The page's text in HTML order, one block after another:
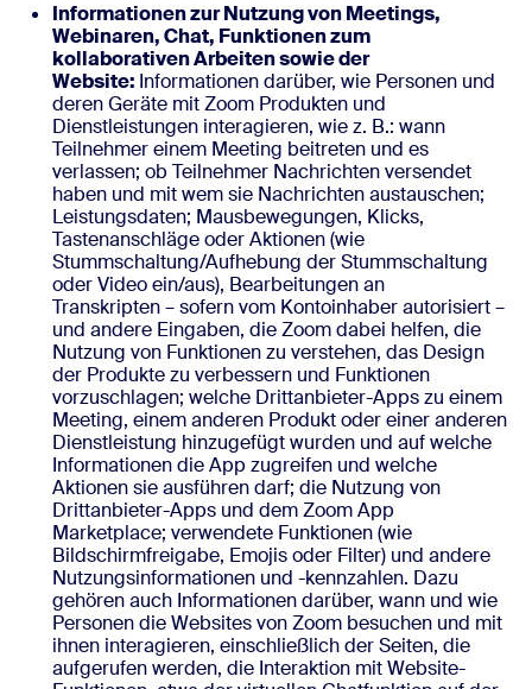
Informationen zur Nutzung von Meetings,
Webinaren, Chat, Funktionen zum
kollaborativen Arbeiten sowie der
Website: Informationen darüber, wie Personen und
deren Geräte mit Zoom Produkten und
Dienstleistungen interagieren, wie z. B.: wann
Teilnehmer einem Meeting beitreten und es
verlassen; ob Teilnehmer Nachrichten versendet
haben und mit wem sie Nachrichten austauschen;
Leistungsdaten; Mausbewegungen, Klicks,
Tastenanschläge oder Aktionen (wie
Stummschaltung/Aufhebung der Stummschaltung
oder Video ein/aus), Bearbeitungen an
Transkripten – sofern vom Kontoinhaber autorisiert –
und andere Eingaben, die Zoom dabei helfen, die
Nutzung von Funktionen zu verstehen, das Design
der Produkte zu verbessern und Funktionen
vorzuschlagen; welche Drittanbieter-Apps zu einem
Meeting, einem anderen Produkt oder einer anderen
Dienstleistung hinzugefügt wurden und auf welche
Informationen die App zugreifen und welche
Aktionen sie ausführen darf; die Nutzung von
Drittanbieter-Apps und dem Zoom App
Marketplace; verwendete Funktionen (wie
Bildschirmfreigabe, Emojis oder Filter) und andere
Nutzungsinformationen und -kennzahlen. Dazu
gehören auch Informationen darüber, wann und wie
Personen die Websites von Zoom besuchen und mit
ihnen interagieren, einschließlich der Seiten, die
aufgerufen werden, die Interaktion mit Website-